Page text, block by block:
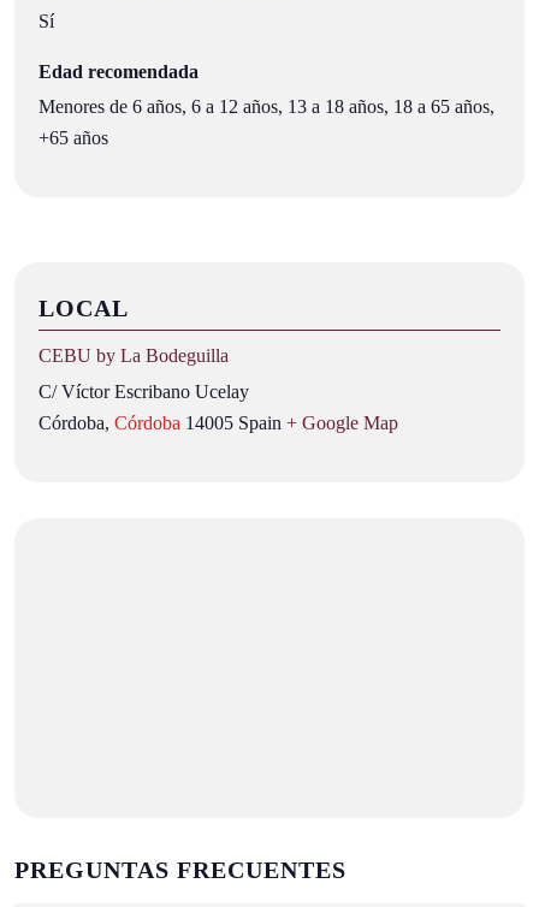
Sí
Edad recomendada
Menores de 6 años, 6 a 12 años, 13 a 18 años, 18 a 65 años,
+65 años
LOCAL
CEBU by La Bodeguilla
C/ Víctor Escribano Ucelay
Córdoba, Córdoba 14005 Spain + Google Map
PREGUNTAS FRECUENTES